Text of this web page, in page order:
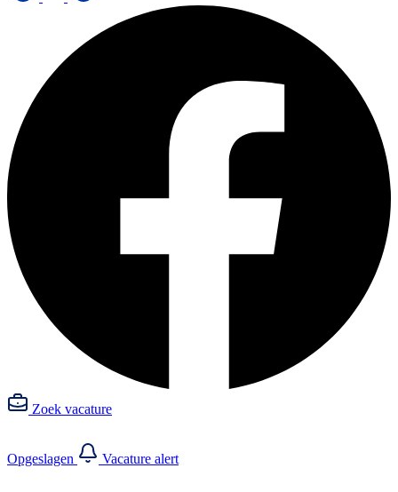
Zoek vacature
Opgeslagen Vacature alert